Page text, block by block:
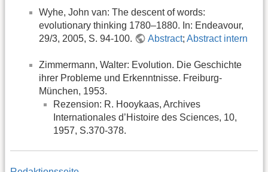
Wyhe, John van: The descent of words:
evolutionary thinking 1780–1880. In: Endeavour,
29/3, 2005, S. 94-100.
Abstract;Abstract intern
Zimmermann, Walter: Evolution. Die Geschichte
ihrer Probleme und Erkenntnisse. Freiburg-
München, 1953.
Rezension: R. Hooykaas, Archives
Internationales d’Histoire des Sciences, 10,
1957, S.370-378.